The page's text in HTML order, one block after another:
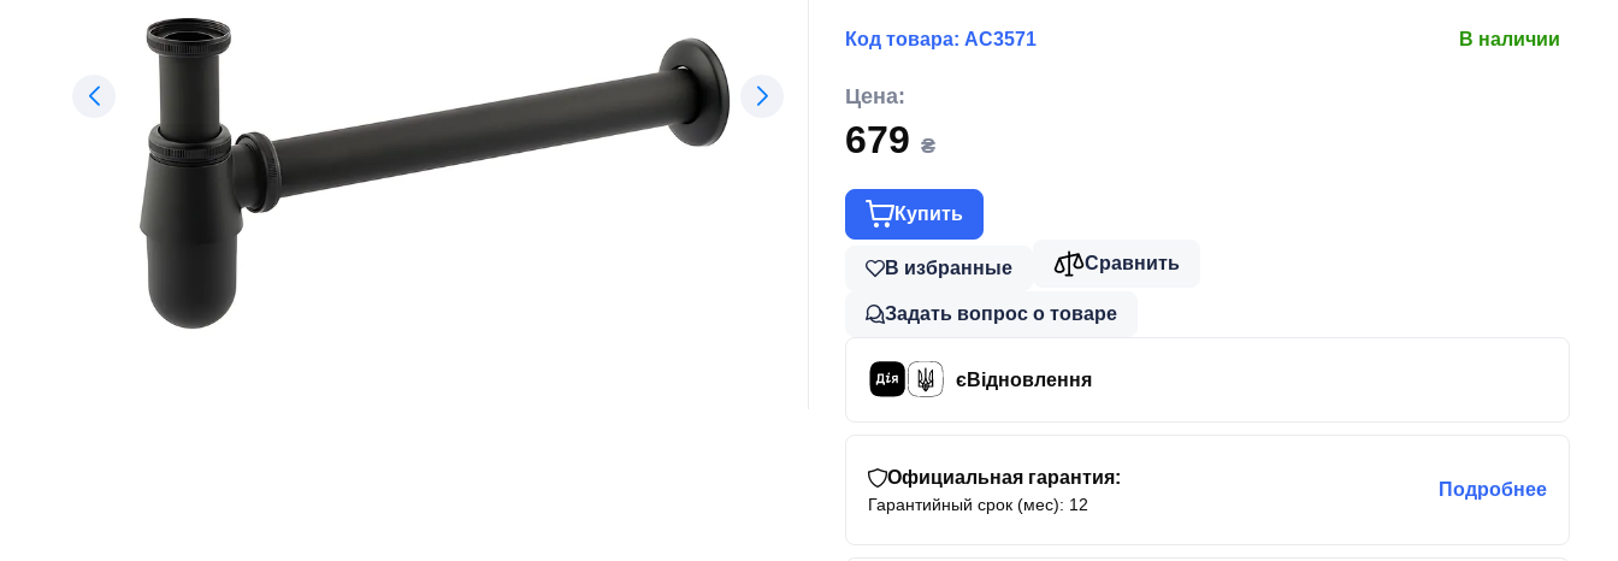
Код товара: AC3571 В наличии
Цена:
679 ₴
Купить
В избранные Сравнить
Задать вопрос о товаре
єВідновлення
Официальная гарантия:
Гарантийный срок (мес): 12
Подробнее